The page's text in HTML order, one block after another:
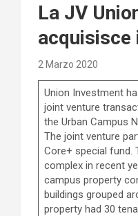
La JV
acquisisce
2 Marzo 2020
Union Investment
joint venture
the Urban Campus
The joint venture
Core+ special fund.
complex in recent
campus property
buildings grouped
property had 30